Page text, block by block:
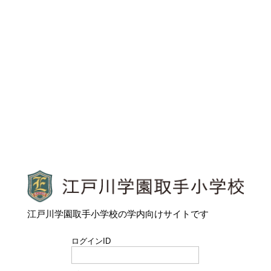
江戸川学園取手小学校
江戸川学園取手小学校の学内向けサイトです
ログインID